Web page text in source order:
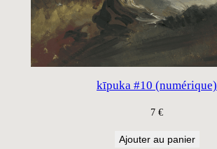
kīpuka #10 (numérique)
7 €
Ajouter au panier